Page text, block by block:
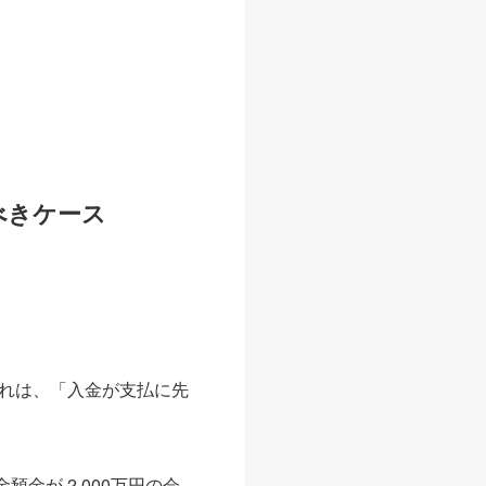
ケース
は、「入金が支払に先